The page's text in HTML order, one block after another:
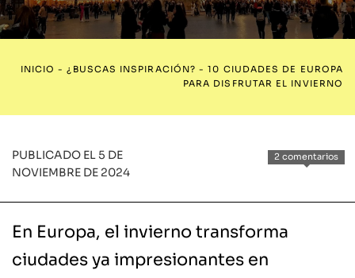
INICIO -¿BUSCAS INSPIRACIÓN? -10 CIUDADES DE EUROPA
PARA DISFRUTAR EL INVIERNO
2 comentarios
PUBLICADO EL 5 DE
NOVIEMBRE DE 2024
En Europa, el invierno transforma
ciudades ya impresionantes en